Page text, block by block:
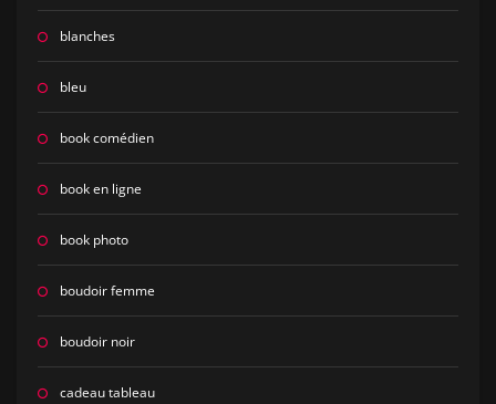
blanches
bleu
book comédien
book en ligne
book photo
boudoir femme
boudoir noir
cadeau tableau